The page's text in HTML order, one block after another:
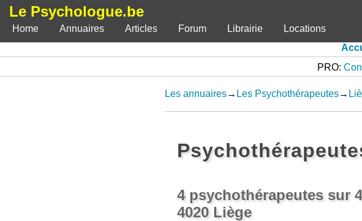
Le Psychologue.be
Home
Annuaires Articles Forum Librairie
Locations
PRO:
Les annuaires→ Les Psychothérapeutes→
4 psychothérapeutes sur
4020 Liège